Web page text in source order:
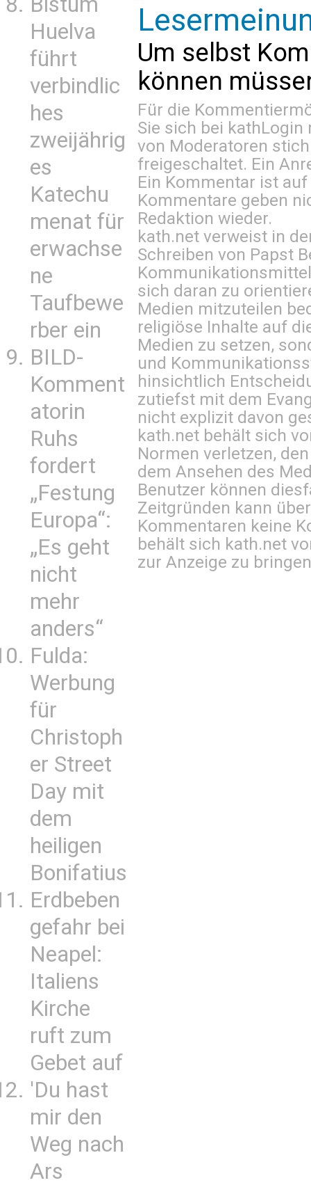
Huelva
führt
verbindlic
hes
zweijährig
es
Katechu
menat für
erwachse
ne
Taufbewe
rber ein
BILD-
Komment
atorin
Ruhs
fordert
„Festung
Europa“:
„Es geht
nicht
mehr
anders“
Fulda:
Werbung
für
Christoph
er Street
Day mit
dem
heiligen
Bonifatius
Erdbeben
gefahr bei
Neapel:
Italiens
Kirche
ruft zum
Gebet auf
'Du hast
mir den
Weg nach
Ars
Um selbst
können
Für die
Sie sich bei kathLogin
von Moderatoren
freigeschaltet. Ein
Ein Kommentar ist
Kommentare geben
Redaktion wieder.
kath.net verweist in
Schreiben von Papst
sich daran zu
Medien mitzuteilen
religiöse Inhalte auf
Medien zu setzen,
und
hinsichtlich
zutiefst mit dem
nicht explizit davon
kath.net behält sich
Normen verletzen,
dem Ansehen des
Benutzer können
Zeitgründen kann
Kommentaren keine
behält sich kath.net
zur Anzeige zu